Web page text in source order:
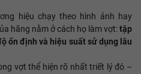
hiệu chạy theo hình ảnh hay
hãng nằm ở cách họ làm vợt:tập
ổn định và hiệu suất sử dụng lâu
vợt thể hiện rõ nhất triết lý đó –